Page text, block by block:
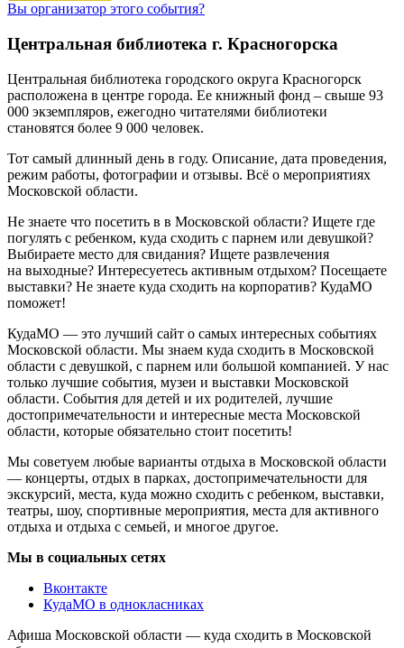
Вы организатор этого события?
Центральная библиотека г. Красногорска
Центральная библиотека городского округа Красногорск
расположена в центре города. Ее книжный фонд – свыше 93
000 экземпляров, ежегодно читателями библиотеки
становятся более 9 000 человек.
Тот самый длинный день в году. Описание, дата проведения,
режим работы, фотографии и отзывы. Всё о мероприятиях
Московской области.
Не знаете что посетить в в Московской области? Ищете где
погулять с ребенком, куда сходить с парнем или девушкой?
Выбираете место для свидания? Ищете развлечения
на выходные? Интересуетесь активным отдыхом? Посещаете
выставки? Не знаете куда сходить на корпоратив? КудаМО
поможет!
КудаМО — это лучший сайт о самых интересных событиях
Московской области. Мы знаем куда сходить в Московской
области с девушкой, с парнем или большой компанией. У нас
только лучшие события, музеи и выставки Московской
области. События для детей и их родителей, лучшие
достопримечательности и интересные места Московской
области, которые обязательно стоит посетить!
Мы советуем любые варианты отдыха в Московской области
— концерты, отдых в парках, достопримечательности для
экскурсий, места, куда можно сходить с ребенком, выставки,
театры, шоу, спортивные мероприятия, места для активного
отдыха и отдыха с семьей, и многое другое.
Мы в социальных сетях
Вконтакте
КудаМО в однокласниках
Афиша Московской области — куда сходить в Московской